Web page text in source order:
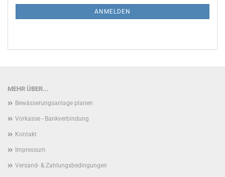
ANMELDEN
MEHR ÜBER...
Bewässerungsanlage planen
Vorkasse - Bankverbindung
Kontakt
Impressum
Versand- & Zahlungsbedingungen